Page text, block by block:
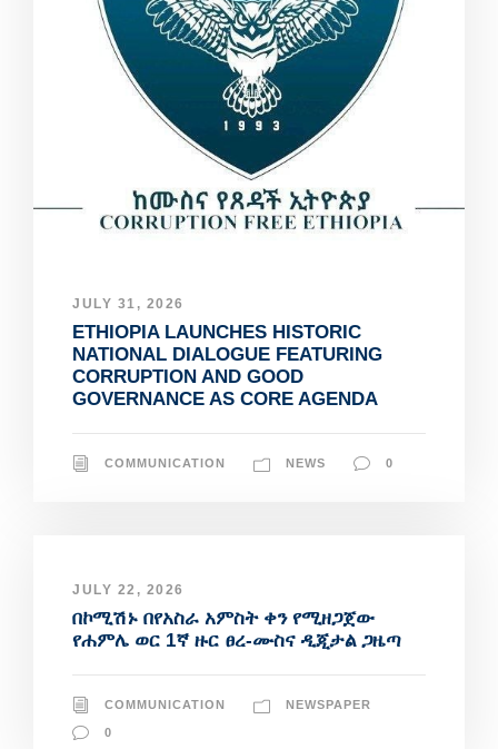
JULY 31, 2026
ETHIOPIA LAUNCHES HISTORIC
NATIONAL DIALOGUE FEATURING
CORRUPTION AND GOOD
GOVERNANCE AS CORE AGENDA
COMMUNICATION NEWS 0
JULY 22, 2026
በኮሚሽኑ በየአስራ አምስት ቀን የሚዘጋጀው
የሐምሌ ወር 1ኛ ዙር ፀረ-ሙስና ዲጂታል ጋዜጣ
COMMUNICATION NEWSPAPER
0